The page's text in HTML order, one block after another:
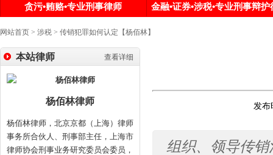
贪污•贿赂•专业刑事律师
金融•证券•涉税•专业刑事辩护
网站首页 > 涉税 > 传销犯罪如何认定【杨佰林】
查看详细
本站律师
杨佰林律师
杨佰林律师，北京京都（上海）律师
事务所合伙人、刑事部主任，上海市
律师协会刑事业务研究委员会委员，
发
组织、领导传